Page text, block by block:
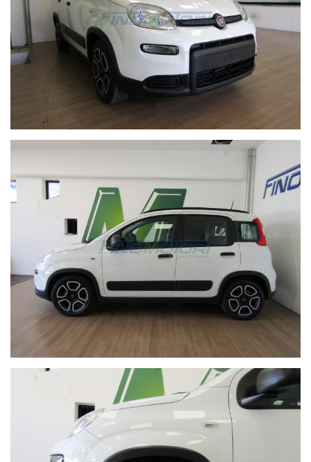
GARANZIA 12 MESI DEL CONCESSIONARIO
IMPORTO FINANZIABILE CON RATE PERSONALIZZATE
POSSIBILE PERMUTA O ROTTAMAZIONE
We speak english (Rif. Mr.Paolo).
VENITE A TROVARCI NELLA SEDE VENDITA IN VIA
REGINA N.2 A FINO MORNASCO (COMO), TROVERETE
UN'AMPIA GAMMA DI AUTOVETTURE KM ZERO E
D'OCCASIONE DELLE MIGLIORI MARCHE.
GUARDATE IL NOSTRO PARCO AUTO TRAMITE IL
SEGUENTE LINK https://www.finomotori.it/lista-veicoli/
Le informazioni relative a vetture e documentazione, per
quanto accurate, possono tuttavia contenere errori o
imprecisioni. Quanto descritto non ha pertanto valore
contrattuale ma solo informativo. L'onere di verifica è
riservato all'acquirente.
CONTATTI:
UFFICIO +39 031921377
PAGGI LUCA +39 3489047129
BLANDINO PAOLO +39 3490946429